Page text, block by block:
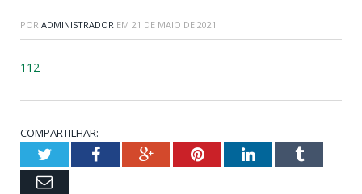
POR ADMINISTRADOR EM 21 DE MAIO DE 2021
112
COMPARTILHAR:
TwitterFacebookGoogle+PinterestLinkedInTumblr
Email